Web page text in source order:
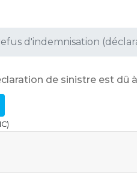
d'indemnisation
de sinistre est dû